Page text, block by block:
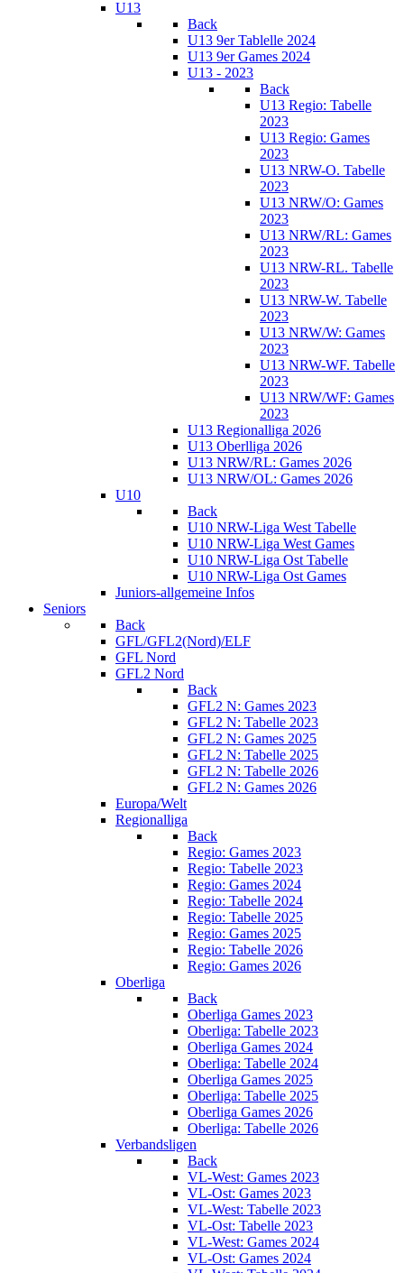
U13
Back
U13 9er Tablelle 2024
U13 9er Games 2024
U13 - 2023
Back
U13 Regio: Tabelle
2023
U13 Regio: Games
2023
U13 NRW-O. Tabelle
2023
U13 NRW/O: Games
2023
U13 NRW/RL: Games
2023
U13 NRW-RL. Tabelle
2023
U13 NRW-W. Tabelle
2023
U13 NRW/W: Games
2023
U13 NRW-WF. Tabelle
2023
U13 NRW/WF: Games
2023
U13 Regionalliga 2026
U13 Oberlliga 2026
U13 NRW/RL: Games 2026
U13 NRW/OL: Games 2026
U10
Back
U10 NRW-Liga West Tabelle
U10 NRW-Liga West Games
U10 NRW-Liga Ost Tabelle
U10 NRW-Liga Ost Games
Juniors-allgemeine Infos
Seniors
Back
GFL/GFL2(Nord)/ELF
GFL Nord
GFL2 Nord
Back
GFL2 N: Games 2023
GFL2 N: Tabelle 2023
GFL2 N: Games 2025
GFL2 N: Tabelle 2025
GFL2 N: Tabelle 2026
GFL2 N: Games 2026
Europa/Welt
Regionalliga
Back
Regio: Games 2023
Regio: Tabelle 2023
Regio: Games 2024
Regio: Tabelle 2024
Regio: Tabelle 2025
Regio: Games 2025
Regio: Tabelle 2026
Regio: Games 2026
Oberliga
Back
Oberliga Games 2023
Oberliga: Tabelle 2023
Oberliga Games 2024
Oberliga: Tabelle 2024
Oberliga Games 2025
Oberliga: Tabelle 2025
Oberliga Games 2026
Oberliga: Tabelle 2026
Verbandsligen
Back
VL-West: Games 2023
VL-Ost: Games 2023
VL-West: Tabelle 2023
VL-Ost: Tabelle 2023
VL-West: Games 2024
VL-Ost: Games 2024